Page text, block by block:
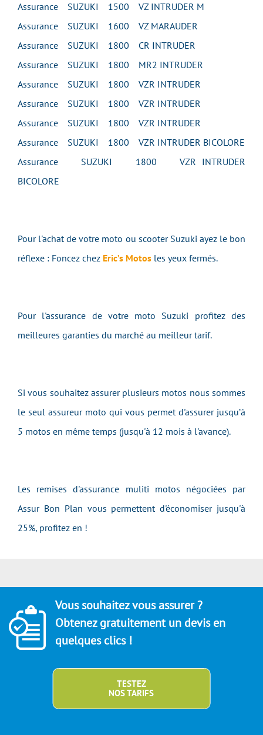
Assurance SUZUKI 1500 VZ INTRUDER M
Assurance SUZUKI 1600 VZ MARAUDER
Assurance SUZUKI 1800 CR INTRUDER
Assurance SUZUKI 1800 MR2 INTRUDER
Assurance SUZUKI 1800 VZR INTRUDER
Assurance SUZUKI 1800 VZR INTRUDER
Assurance SUZUKI 1800 VZR INTRUDER
Assurance SUZUKI 1800 VZR INTRUDER BICOLORE
Assurance SUZUKI 1800 VZR INTRUDER
BICOLORE
Pour l'achat de votre moto ou scooter Suzuki ayez le bon
réflexe : Foncez chez Eric’s Motos les yeux fermés.
Pour l'assurance de votre moto Suzuki profitez des
meilleures garanties du marché au meilleur tarif.
Si vous souhaitez assurer plusieurs motos nous sommes
le seul assureur moto qui vous permet d'assurer jusqu’à
5 motos en même temps (jusqu'à 12 mois à l'avance).
Les remises d'assurance muliti motos négociées par
Assur Bon Plan vous permettent d'économiser jusqu'à
25%, profitez en !
Vous souhaitez vous assurer ?
Obtenez gratuitement un devis en
quelques clics !
TESTEZ
NOS TARIFS